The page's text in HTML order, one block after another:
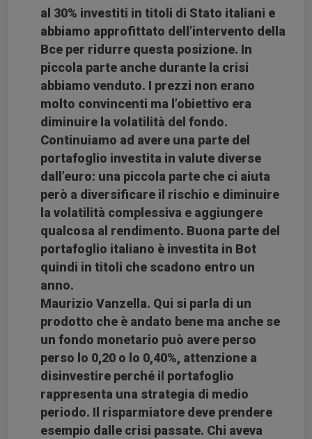
al 30% investiti in titoli di Stato italiani e
abbiamo approfittato dell’intervento della
Bce per ridurre questa posizione. In
piccola parte anche durante la crisi
abbiamo venduto. I prezzi non erano
molto convincenti ma l’obiettivo era
diminuire la volatilità del fondo.
Continuiamo ad avere una parte del
portafoglio investita in valute diverse
dall’euro: una piccola parte che ci aiuta
però a diversificare il rischio e diminuire
la volatilità complessiva e aggiungere
qualcosa al rendimento. Buona parte del
portafoglio italiano è investita in Bot
quindi in titoli che scadono entro un
anno.
Maurizio Vanzella. Qui si parla di un
prodotto che è andato bene ma anche se
un fondo monetario può avere perso
perso lo 0,20 o lo 0,40%, attenzione a
disinvestire perché il portafoglio
rappresenta una strategia di medio
periodo. Il risparmiatore deve prendere
esempio dalle crisi passate. Chi aveva